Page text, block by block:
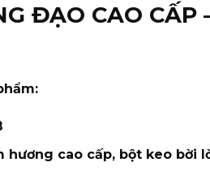
ĐẠO CAO CẤP
hương cao cấp, bột keo bời